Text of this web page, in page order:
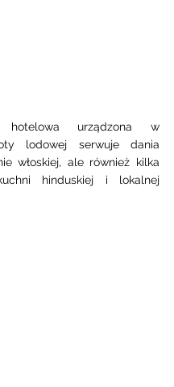
hotelowa urządzona w
lodowej serwuje dania
włoskiej, ale również kilka
hinduskiej i lokalnej